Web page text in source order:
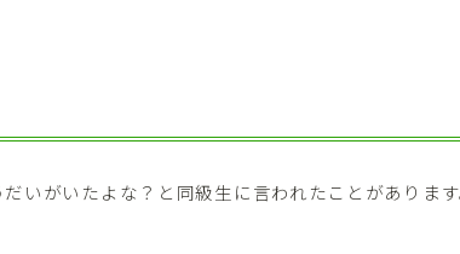
いがいたよな？と同級生に言われたことがありま